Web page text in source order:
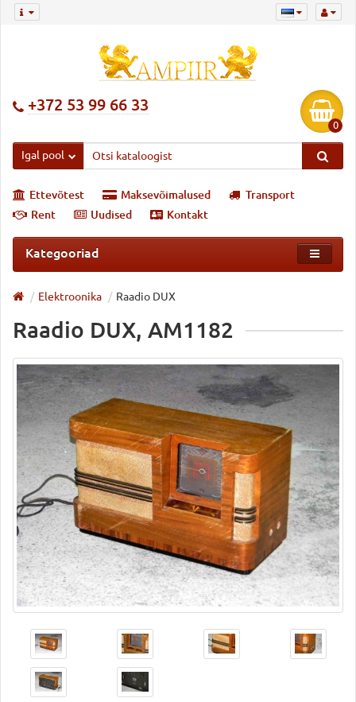
+372 53 99 66 33
0
Igal pool
Ettevõtest Maksevõimalused
Transport
Rent
Uudised Kontakt
Kategooriad
Elektroonika Raadio DUX
Raadio DUX, AM1182